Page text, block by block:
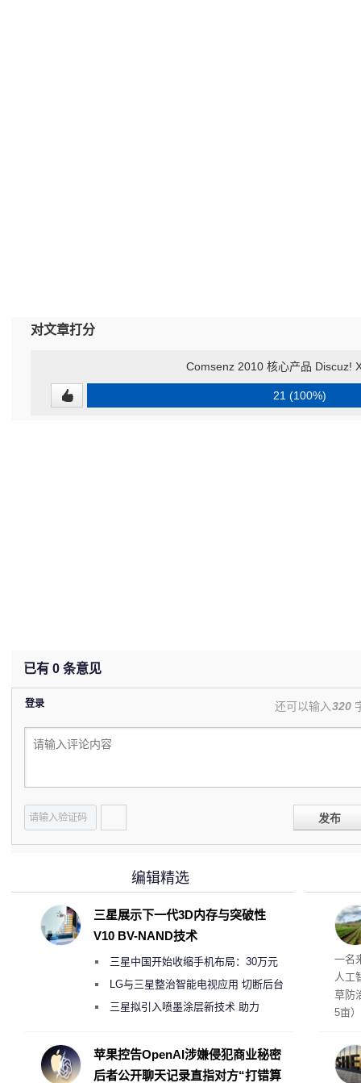
对文章打分
Comsenz 2010 核心产品 Discuz!
21 (100%)
已有 0 条意见
登录 还可以输入320
发布
麻
一名
人工
草防
5亩
编辑精选
三星展示下一代3D内存与突破性
V10 BV-NAND技术
三星中国开始收缩手机布局：30万元
月销售额不达标门店 将被逐步清退
LG与三星整治智能电视应用 切断后台
偷偷共享带宽的违规行为
三星拟引入喷墨涂层新技术 助力
度
苹果控告OpenAI涉嫌侵犯商业秘密
后者公开聊天记录直指对方“打错算